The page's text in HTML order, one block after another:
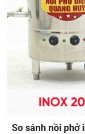
So sánh nồi phở